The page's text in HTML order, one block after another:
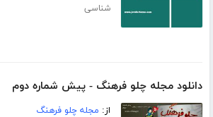
شناسی
دانلود مجله چلو فرهنگ - پیش شماره دوم
از: مجله چلو فرهنگ